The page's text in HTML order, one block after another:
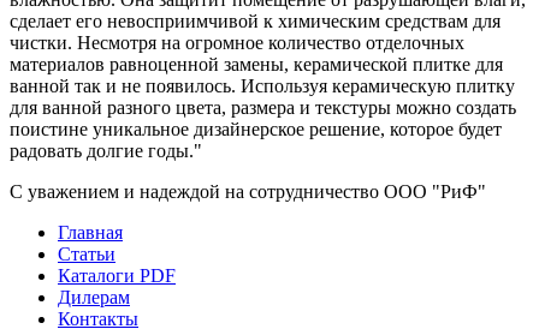
сделает его невосприимчивой к химическим средствам для
чистки. Несмотря на огромное количество отделочных
материалов равноценной замены, керамической плитке для
ванной так и не появилось. Используя керамическую плитку
для ванной разного цвета, размера и текстуры можно создать
поистине уникальное дизайнерское решение, которое будет
радовать долгие годы."
С уважением и надеждой на сотрудничество ООО "РиФ"
Главная
Статьи
Каталоги PDF
Дилерам
Контакты